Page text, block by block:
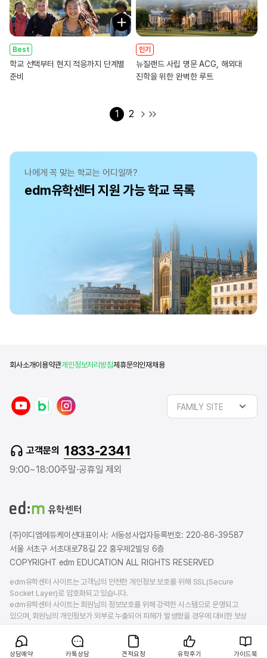
상담예약 카톡상담 견적요청 유학후기 가이드북
Best
학교 선택부터 현지 적응까지 단계별
준비
인기
뉴질랜드 사립 명문 ACG, 해외대
진학을 위한 완벽한 루트
1 2
나에게 꼭 맞는 학교는 어디일까?
edm유학센터 지원 가능 학교 목록
회사소개이용약관개인정보처리방침제휴문의 인재채용
u
n
a
r
l
a
FAMILY SITE
고객문의 1833-2341
9:00~18:00주말·공휴일 제외
(주)이디엠에듀케이션대표이사: 서동성사업자등록번호: 220-86-39587
서울 서초구 서초대로78길 22 홍우제2빌딩 6층
COPYRIGHT edm EDUCATION ALL RIGHTS RESERVED
edm유학센터 사이트는 고객님의 안전한 개인정보 보호를 위해 SSL(Secure
Socket Layer)로 암호화되고 있습니다.
edm유학센터 사이트는 회원님의 정보보호를 위해 강력한 시스템으로 운영되고
있으며, 회원님의 개인정보가 외부로 누출되어 피해가 발생했을 경우에 대비한 보상
책임보험을 가입하고 있습니다.